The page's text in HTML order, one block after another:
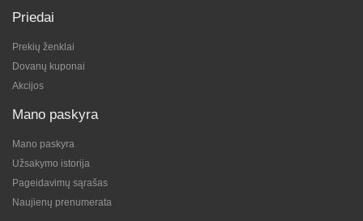
Priedai
Prekių ženklai
Dovanų kuponai
Akcijos
Mano paskyra
Mano paskyra
Užsakymo istorija
Pageidavimų sąrašas
Naujienų prenumerata